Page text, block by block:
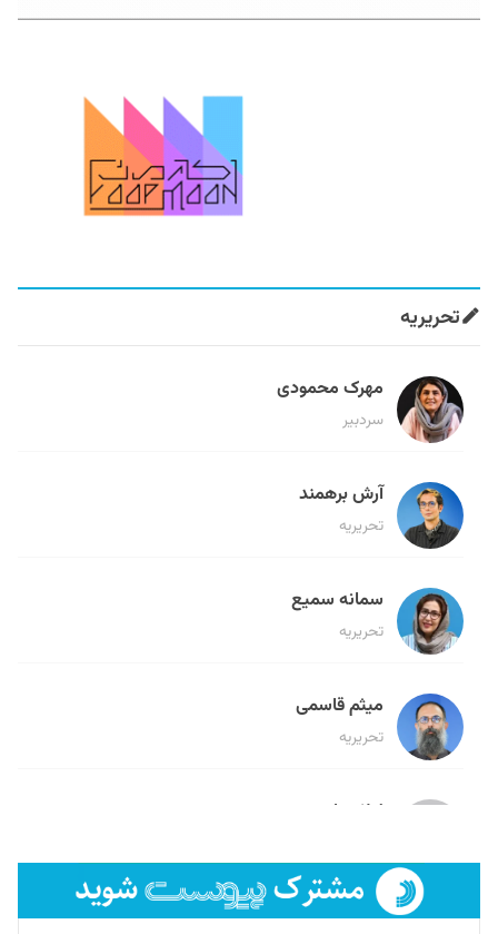
تحریریه
مهرک محمودی
سردبیر
آرش برهمند
تحریریه
سمانه سمیع
تحریریه
میثم قاسمی
تحریریه
لیلا حنارود
فائزه فتحی رستمی